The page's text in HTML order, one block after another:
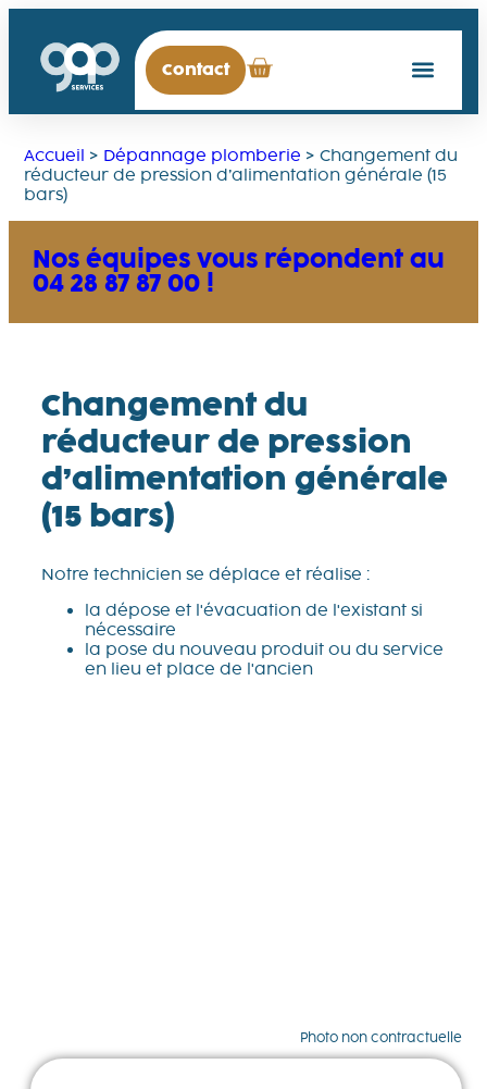
Contact
Accueil > Dépannage plomberie > Changement du
réducteur de pression d’alimentation générale (15
bars)
Nos équipes vous répondent au
04 28 87 87 00 !
Changement du
réducteur de pression
d’alimentation générale
(15 bars)
Notre technicien se déplace et réalise :
la dépose et l'évacuation de l'existant si
nécessaire
la pose du nouveau produit ou du service
en lieu et place de l'ancien
Photo non contractuelle